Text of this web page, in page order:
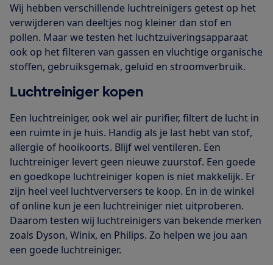
Wij hebben verschillende luchtreinigers getest op het
verwijderen van deeltjes nog kleiner dan stof en
pollen. Maar we testen het luchtzuiveringsapparaat
ook op het filteren van gassen en vluchtige organische
stoffen, gebruiksgemak, geluid en stroomverbruik.
Luchtreiniger kopen
Een luchtreiniger, ook wel air purifier, filtert de lucht in
een ruimte in je huis. Handig als je last hebt van stof,
allergie of hooikoorts. Blijf wel ventileren. Een
luchtreiniger levert geen nieuwe zuurstof. Een goede
en goedkope luchtreiniger kopen is niet makkelijk. Er
zijn heel veel luchtverversers te koop. En in de winkel
of online kun je een luchtreiniger niet uitproberen.
Daarom testen wij luchtreinigers van bekende merken
zoals Dyson, Winix, en Philips. Zo helpen we jou aan
een goede luchtreiniger.